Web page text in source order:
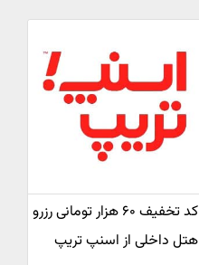
کد تخفیف ۶۰ هزار تومانی رزرو
هتل داخلی از اسنپ تریپ